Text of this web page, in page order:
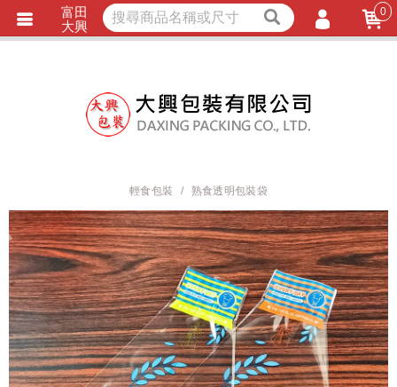
立即詢價 LINE詢問
輕食包裝 熟食透明包裝袋
富田
大興
0
會員註冊
忘記密碼
匯款通知
獨家商品 耐熱內襯